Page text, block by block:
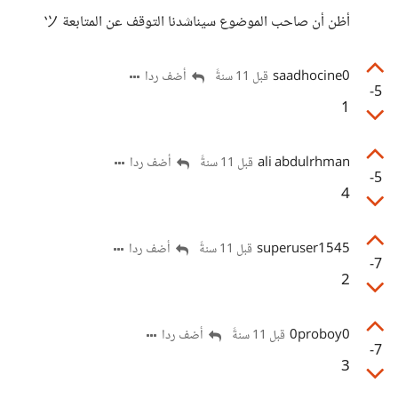
أظن أن صاحب الموضوع سيناشدنا التوقف عن المتابعة ツ
-5
saadhocine0 قبل 11 سنةً أضف ردا
1
-5
ali abdulrhman قبل 11 سنةً أضف ردا
4
-7
superuser1545 قبل 11 سنةً أضف ردا
2
-7
0proboy0 قبل 11 سنةً أضف ردا
3